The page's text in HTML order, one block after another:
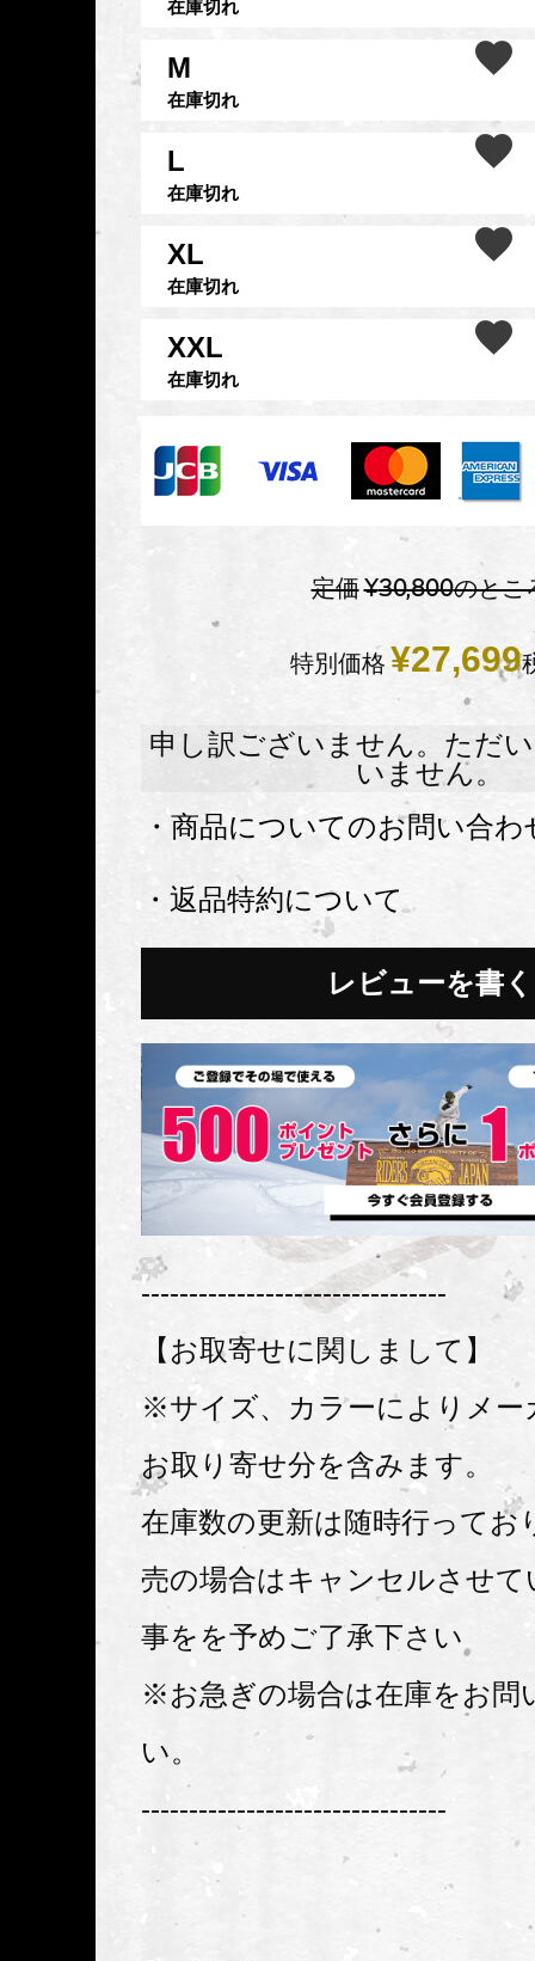
在庫切れ
M
在庫切れ
L
在庫切れ
XL
在庫切れ
XXL
在庫切れ
定価¥30,800のとこ
特別価格 ¥27,699
申し訳ございません。ただ
いません。
・商品についてのお問い合わ
・返品特約について
レビューを書く
--------------------------------
【お取寄せに関しまして】
※サイズ、カラーによりメー
お取り寄せ分を含みます。
在庫数の更新は随時行ってお
売の場合はキャンセルさせ
事をを予めご了承下さい
※お急ぎの場合は在庫をお問
い。
--------------------------------